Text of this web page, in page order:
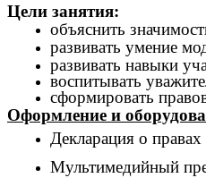
Цели занятия:
объяснить
развивать умение
развивать навыки
воспитывать
сформировать
Оформление и
Декларация о правах
Мультимедийный